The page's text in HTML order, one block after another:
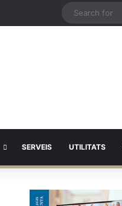
SERVEIS UTILITATS